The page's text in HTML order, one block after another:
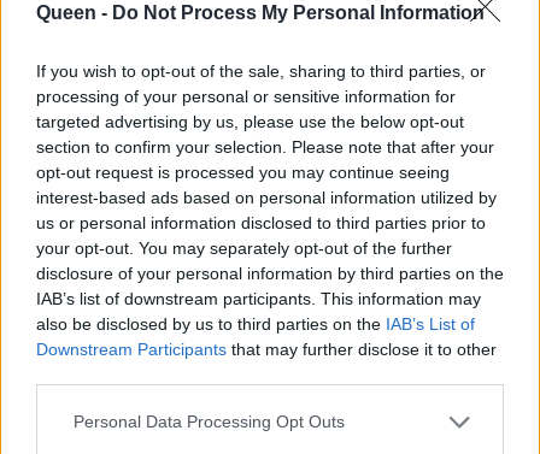
Queen - Do Not Process My Personal Information
If you wish to opt-out of the sale, sharing to third parties, or
processing of your personal or sensitive information for
targeted advertising by us, please use the below opt-out
section to confirm your selection. Please note that after your
opt-out request is processed you may continue seeing
interest-based ads based on personal information utilized by
us or personal information disclosed to third parties prior to
your opt-out. You may separately opt-out of the further
disclosure of your personal information by third parties on the
IAB’s list of downstream participants. This information may
also be disclosed by us to third parties on the IAB’s List of
Downstream Participants that may further disclose it to other
Personal Data Processing Opt Outs